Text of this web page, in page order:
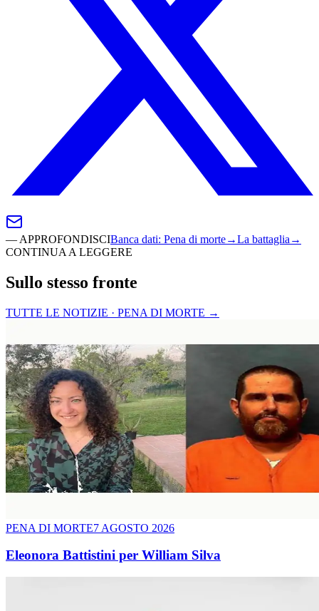
— APPROFONDISCIBanca dati: Pena di morte→La battaglia →
CONTINUA A LEGGERE
Sullo stesso fronte
TUTTE LE NOTIZIE · PENA DI MORTE →
PENA DI MORTE7 AGOSTO 2026
Eleonora Battistini per William Silva